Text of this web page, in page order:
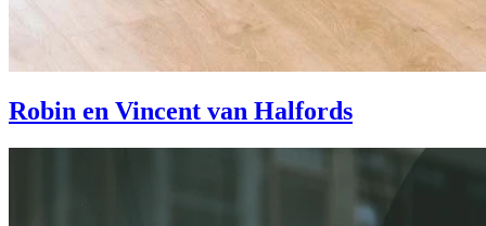
Robin en Vincent van Halfords